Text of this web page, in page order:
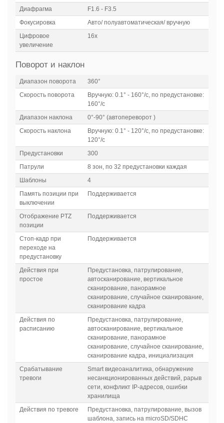
Диафрагма
F1.6 - F3.5
Фокусировка
Авто/ полуавтоматическая/ вручную
Цифровое
увеличение
16x
Поворот и наклон
Диапазон поворота
360°
Скорость поворота
Вручную: 0.1° - 160°/с, по предустановке:
160°/с
Диапазон наклона
0°-90° (автопереворот )
Скорость наклона
Вручную: 0.1° - 120°/с, по предустановке:
120°/с
Предустановки
300
Патрули
8 зон, по 32 предустановки каждая
Шаблоны
4
Память позиции при
выключении
Поддерживается
Отображение PTZ
позиции
Поддерживается
Стоп-кадр при
переходе на
предустановку
Поддерживается
Действия при
простое
Предустановка, патрулирование,
автосканирование, вертикальное
сканирование, панорамное
сканирование, случайное сканирование,
сканирование кадра
Действия по
расписанию
Предустановка, патрулирование,
автосканирование, вертикальное
сканирование, панорамное
сканирование, случайное сканирование,
сканирование кадра, инициализация
Срабатывание
тревоги
Smart видеоаналитика, обнаружение
несанкционированных действий, рарыв
сети, конфликт IP-адресов, ошибки
хранилища
Действия по тревоге
Предустановка, патрулирование, вызов
шаблона, запись на microSD/SDHC